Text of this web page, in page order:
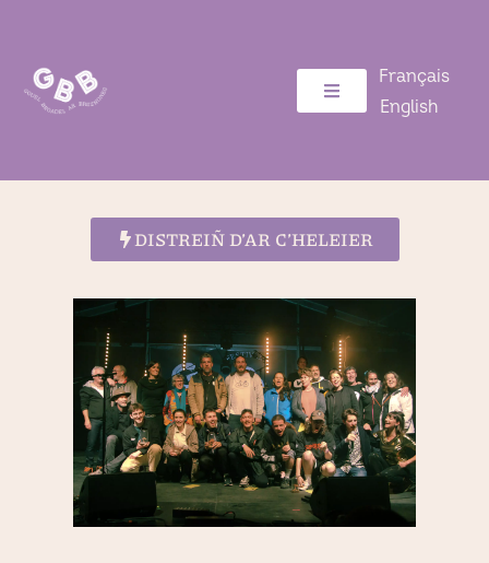
Français
English
DISTREIÑ D’AR C’HELEIER